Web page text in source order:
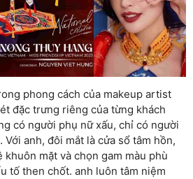
phong cách của makeup artist
đặc trưng riêng của từng khách
có người phụ nữ xấu, chỉ có người
anh, đôi mắt là cửa sổ tâm hồn,
mặt và chọn gam màu phù
tố then chốt. anh luôn tâm niệm